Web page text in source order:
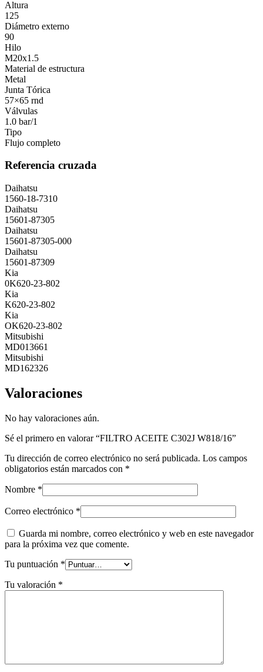
Altura
125
Diámetro externo
90
Hilo
M20x1.5
Material de estructura
Metal
Junta Tórica
57×65 rnd
Válvulas
1.0 bar/1
Tipo
Flujo completo
Referencia cruzada
Daihatsu
1560-18-7310
Daihatsu
15601-87305
Daihatsu
15601-87305-000
Daihatsu
15601-87309
Kia
0K620-23-802
Kia
K620-23-802
Kia
OK620-23-802
Mitsubishi
MD013661
Mitsubishi
MD162326
Valoraciones
No hay valoraciones aún.
Sé el primero en valorar “FILTRO ACEITE C302J W818/16”
Tu dirección de correo electrónico no será publicada. Los campos
obligatorios están marcados con *
Nombre *
Correo electrónico *
Guarda mi nombre, correo electrónico y web en este navegador
para la próxima vez que comente.
Tu puntuación *
Tu valoración *